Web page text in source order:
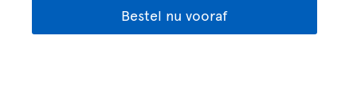
Bestel nu vooraf